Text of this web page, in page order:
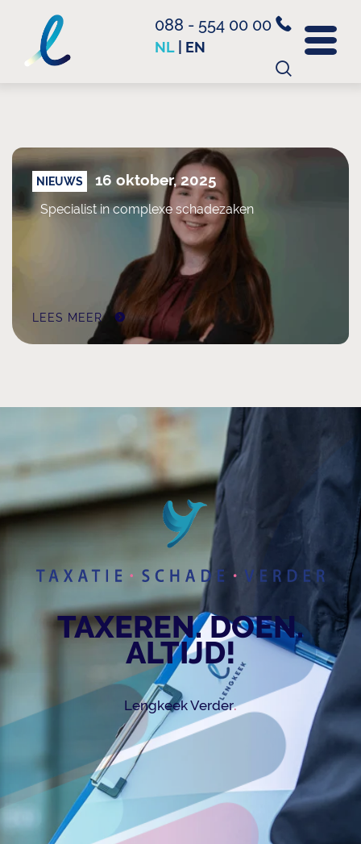
088 - 554 00 00
NL EN
LEES MEER
NIEUWS 16 oktober, 2025
Specialist in complexe schadezaken
TAXEREN. DOEN.
ALTIJD!
Lengkeek Verder.